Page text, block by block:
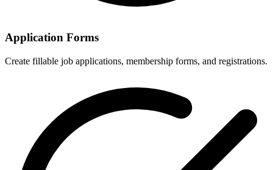
Application Forms
Create fillable job applications, membership forms, and registrations.